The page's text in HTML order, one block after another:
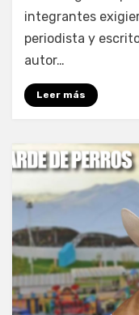
integrantes
periodista y
autor…
Leer más